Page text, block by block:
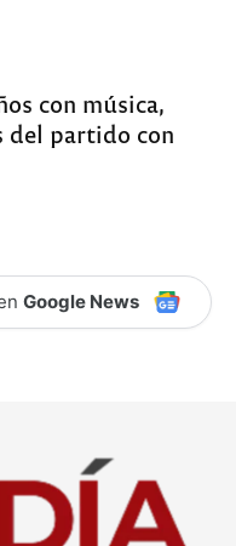
con música,
del partido con
Google News